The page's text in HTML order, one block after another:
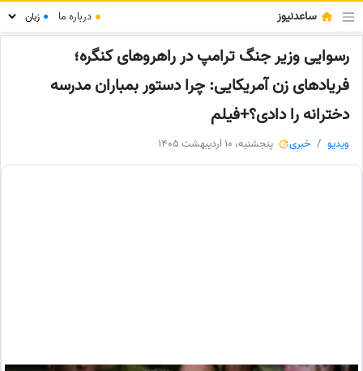
ساعدنیوز ● درباره ما ●
رسوایی وزیر جنگ ترامپ در راهروهای کنگره؛
فریادهای زن آمریکایی: چرا دستور بمباران مدرسه
دخترانه را دادی؟+فیلم
ویدیو خبری پنجشنبه، 10 اردیبهشت 1405